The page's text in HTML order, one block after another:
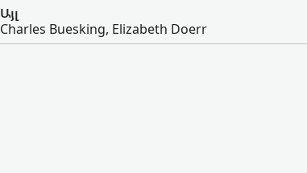
Այլ
Charles Buesking, Elizabeth Doerr